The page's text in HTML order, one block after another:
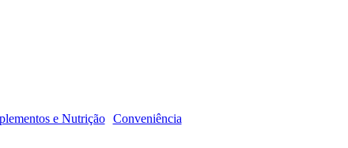
e Nutrição Conveniência